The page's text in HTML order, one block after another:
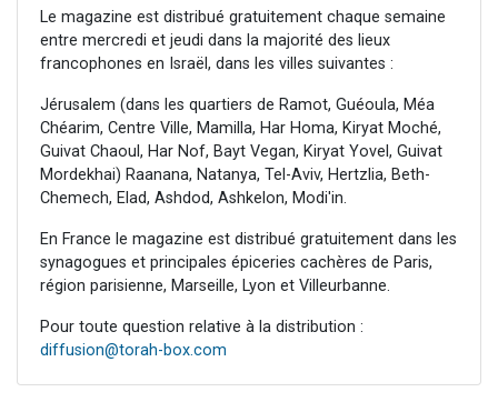
Le magazine est distribué gratuitement chaque semaine
entre mercredi et jeudi dans la majorité des lieux
francophones en Israël, dans les villes suivantes :
Jérusalem (dans les quartiers de Ramot, Guéoula, Méa
Chéarim, Centre Ville, Mamilla, Har Homa, Kiryat Moché,
Guivat Chaoul, Har Nof, Bayt Vegan, Kiryat Yovel, Guivat
Mordekhai) Raanana, Natanya, Tel-Aviv, Hertzlia, Beth-
Chemech, Elad, Ashdod, Ashkelon, Modi'in.
En France le magazine est distribué gratuitement dans les
synagogues et principales épiceries cachères de Paris,
région parisienne, Marseille, Lyon et Villeurbanne.
Pour toute question relative à la distribution :
diffusion@torah-box.com